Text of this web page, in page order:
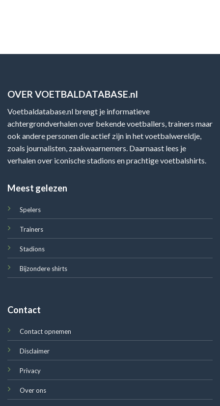
OVER VOETBALDATABASE.nl
Voetbaldatabase.nl brengt je informatieve
achtergrondverhalen over bekende voetballers, trainers maar
ook andere personen die actief zijn in het voetbalwereldje,
zoals journalisten, zaakwaarnemers. Daarnaast lees je
verhalen over iconische stadions en prachtige voetbalshirts.
Meest gelezen
Spelers
Trainers
Stadions
Bijzondere shirts
Contact
Contact opnemen
Disclaimer
Privacy
Over ons